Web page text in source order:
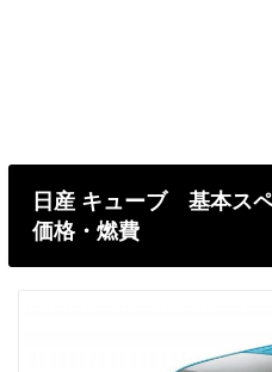
日産 キューブ 基本ス
価格・燃費